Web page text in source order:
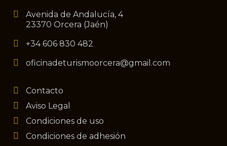
Avenida de Andalucía, 4
23370 Orcera (Jaén)
+34 606 830 482
oficinadeturismoorcera@gmail.com
Contacto
Aviso Legal
Condiciones de uso
Condiciones de adhesión